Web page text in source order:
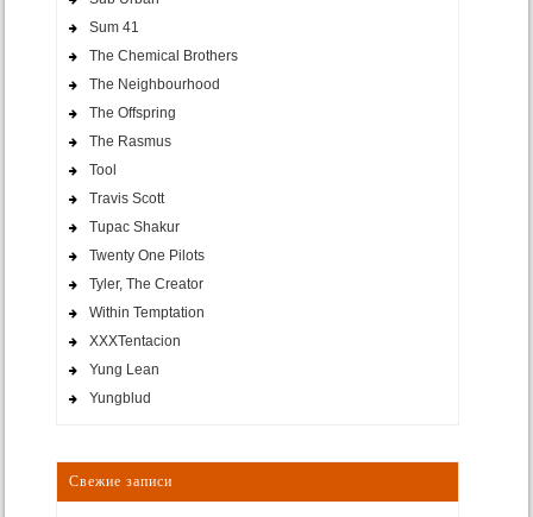
Sum 41
The Chemical Brothers
The Neighbourhood
The Offspring
The Rasmus
Tool
Travis Scott
Tupac Shakur
Twenty One Pilots
Tyler, The Creator
Within Temptation
XXXTentacion
Yung Lean
Yungblud
Свежие записи